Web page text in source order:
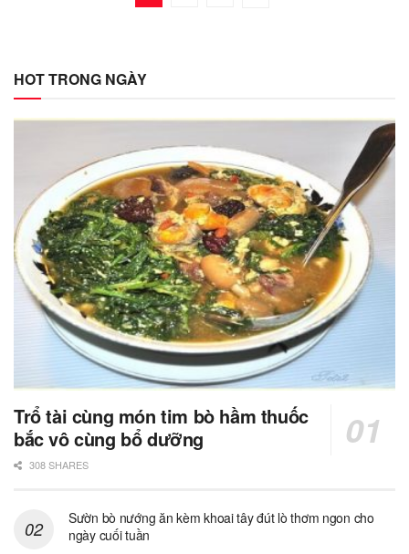
HOT TRONG NGÀY
Trổ tài cùng món tim bò hầm thuốc
bắc vô cùng bổ dưỡng
308 SHARES
Sườn bò nướng ăn kèm khoai tây đút lò thơm ngon cho
ngày cuối tuần